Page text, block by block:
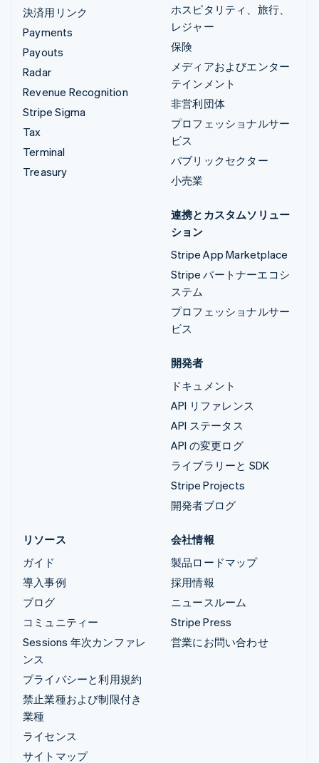
決済用リンク
Payments
Payouts
Radar
Revenue Recognition
Stripe Sigma
Tax
Terminal
Treasury
ホスピタリティ、旅行、
レジャー
保険
メディアおよびエンター
テインメント
非営利団体
プロフェッショナルサー
ビス
パブリックセクター
小売業
連携とカスタムソリュー
ション
Stripe App Marketplace
Stripe パートナーエコシ
ステム
プロフェッショナルサー
ビス
開発者
ドキュメント
API リファレンス
API ステータス
API の変更ログ
ライブラリーと SDK
Stripe Projects
開発者ブログ
リソース
ガイド
導入事例
ブログ
コミュニティー
Sessions 年次カンファレ
ンス
プライバシーと利用規約
禁止業種および制限付き
業種
ライセンス
サイトマップ
会社情報
製品ロードマップ
採用情報
ニュースルーム
Stripe Press
営業にお問い合わせ